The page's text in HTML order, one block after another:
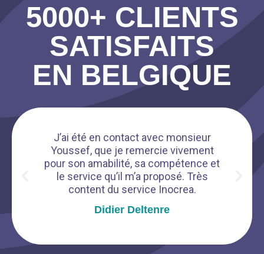
5000+ CLIENTS
SATISFAITS
EN BELGIQUE
J’ai été en contact avec monsieur
Youssef, que je remercie vivement
pour son amabilité, sa compétence et
le service qu’il m’a proposé. Très
content du service Inocrea.
Didier Deltenre